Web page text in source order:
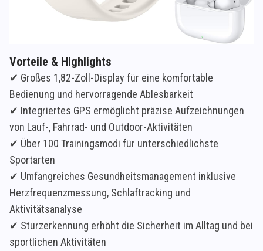
Vorteile & Highlights
✔ Großes 1,82-Zoll-Display für eine komfortable
Bedienung und hervorragende Ablesbarkeit
✔ Integriertes GPS ermöglicht präzise Aufzeichnungen
von Lauf-, Fahrrad- und Outdoor-Aktivitäten
✔ Über 100 Trainingsmodi für unterschiedlichste
Sportarten
✔ Umfangreiches Gesundheitsmanagement inklusive
Herzfrequenzmessung, Schlaftracking und
Aktivitätsanalyse
✔ Sturzerkennung erhöht die Sicherheit im Alltag und bei
sportlichen Aktivitäten